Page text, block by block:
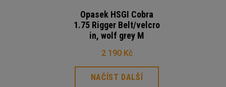
Opasek HSGI Cobra
1.75 Rigger Belt/velcro
in, wolf grey M
2 190 Kč
NAČÍST DALŠÍ